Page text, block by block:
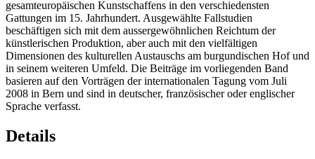
gesamteuropäischen Kunstschaffens in den verschiedensten
Gattungen im 15. Jahrhundert. Ausgewählte Fallstudien
beschäftigen sich mit dem aussergewöhnlichen Reichtum der
künstlerischen Produktion, aber auch mit den vielfältigen
Dimensionen des kulturellen Austauschs am burgundischen Hof und
in seinem weiteren Umfeld. Die Beiträge im vorliegenden Band
basieren auf den Vorträgen der internationalen Tagung vom Juli
2008 in Bern und sind in deutscher, französischer oder englischer
Sprache verfasst.
Details